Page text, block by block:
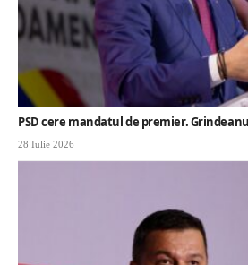
PSD cere mandatul de premier.
28 Iulie 2026